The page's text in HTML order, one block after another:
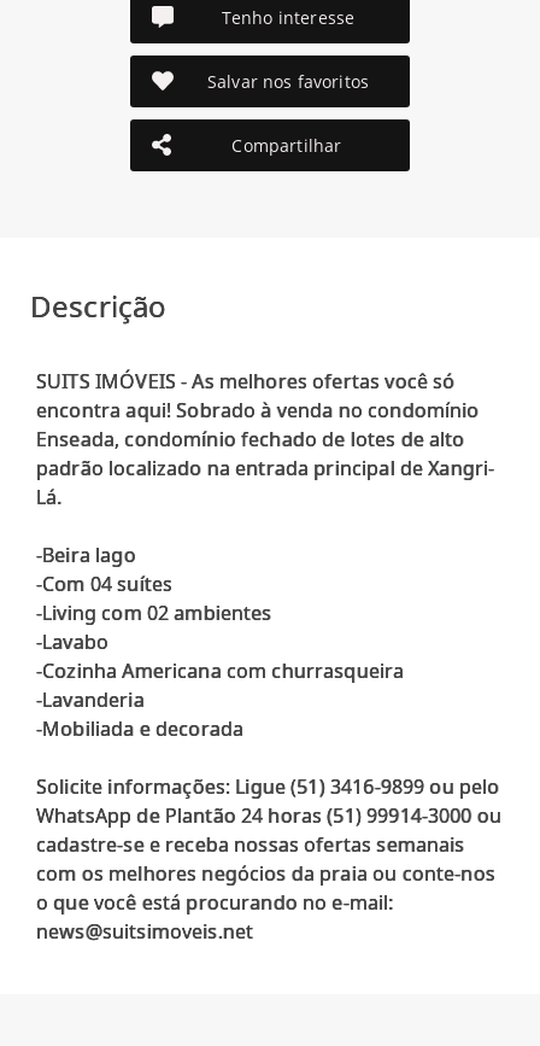
Tenho interesse
Salvar nos favoritos
Compartilhar
Descrição
SUITS IMÓVEIS - As melhores ofertas você só
encontra aqui! Sobrado à venda no condomínio
Enseada, condomínio fechado de lotes de alto
padrão localizado na entrada principal de Xangri-
Lá.
-Beira lago
-Com 04 suítes
-Living com 02 ambientes
-Lavabo
-Cozinha Americana com churrasqueira
-Lavanderia
-Mobiliada e decorada
Solicite informações: Ligue (51) 3416-9899 ou pelo
WhatsApp de Plantão 24 horas (51) 99914-3000 ou
cadastre-se e receba nossas ofertas semanais
com os melhores negócios da praia ou conte-nos
o que você está procurando no e-mail: